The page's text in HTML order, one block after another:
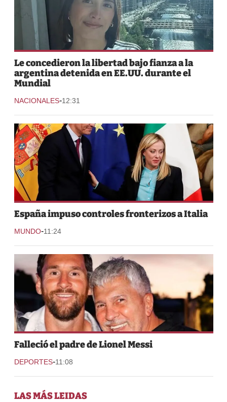
Le concedieron la libertad bajo fianza a la
argentina detenida en EE.UU. durante el
Mundial
NACIONALES-12:31
España impuso controles fronterizos a Italia
MUNDO-11:24
Falleció el padre de Lionel Messi
DEPORTES-11:08
LAS MÁS LEIDAS